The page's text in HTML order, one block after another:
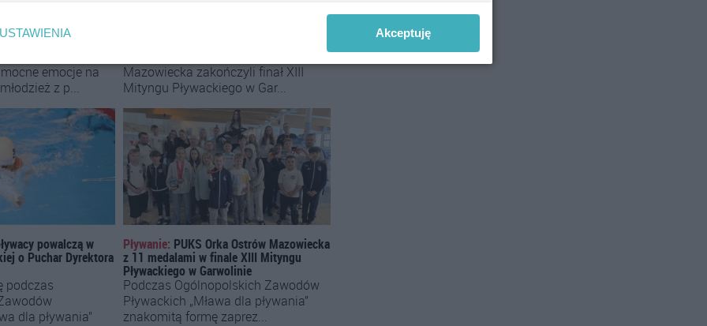
wysoko w
Warszawy
PUKS Orka Ostrów Mazowiecka
emocje na
z p...
powalczą w
o Puchar Dyrektora
Mazowiecka zakończyli finał XIII
Mityngu Pływackiego w Gar...
Pływanie: PUKS Orka Ostrów Mazowiecka
z 11 medalami w finale XIII Mityngu
Pływackiego w Garwolinie
podczas
dla pływania”
Podczas Ogólnopolskich Zawodów
Pływackich „Mława dla pływania”
znakomitą formę zaprez...
USTAWIENIA Akceptuję